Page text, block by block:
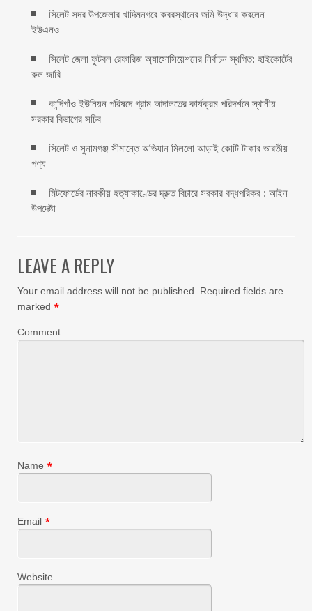
সিলেট সদর উপজেলার খাদিমনগরে কবরস্থানের জমি উদ্ধার করলেন
ইউএনও
সিলেট জেলা ফুটবল রেফারিজ অ্যাসোসিয়েশনের নির্বাচন স্থগিত: হাইকোর্টের
রুল জারি ‎
কান্দিগাঁও ইউনিয়ন পরিষদে গ্রাম আদালতের কার্যক্রম পরিদর্শনে স্থানীয়
সরকার বিভাগের সচিব ‎
সিলেট ও সুনামগঞ্জ সীমান্তে অভিযান মিললো আড়াই কোটি টাকার ভারতীয়
পণ্য
মিটফোর্ডের নারকীয় হত্যাকাণ্ডের দ্রুত বিচারে সরকার বদ্ধপরিকর : আইন
উপদেষ্টা
LEAVE A REPLY
Your email address will not be published.
Required fields are
marked *
Comment
Name *
Email *
Website